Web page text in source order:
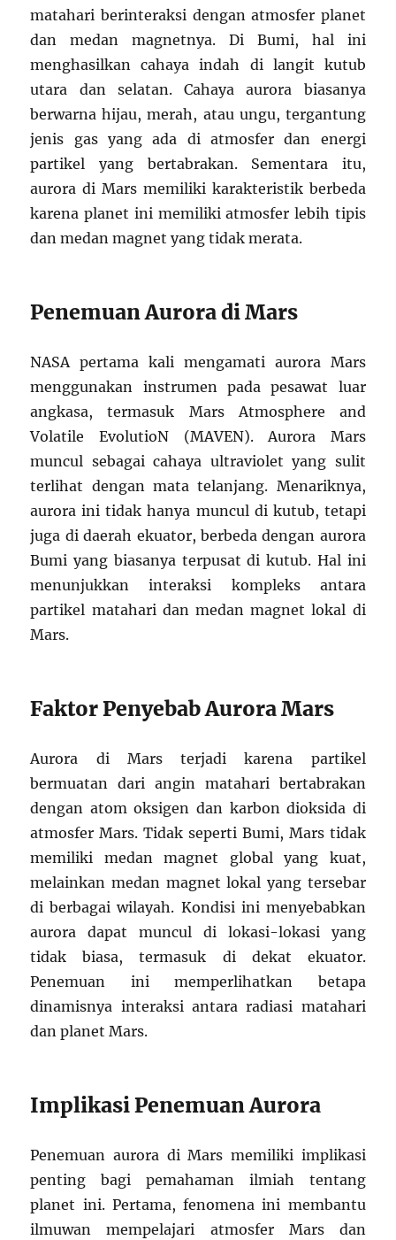
matahari berinteraksi dengan atmosfer planet
dan medan magnetnya. Di Bumi, hal ini
menghasilkan cahaya indah di langit kutub
utara dan selatan. Cahaya aurora biasanya
berwarna hijau, merah, atau ungu, tergantung
jenis gas yang ada di atmosfer dan energi
partikel yang bertabrakan. Sementara itu,
aurora di Mars memiliki karakteristik berbeda
karena planet ini memiliki atmosfer lebih tipis
dan medan magnet yang tidak merata.
Penemuan Aurora di Mars
NASA pertama kali mengamati aurora Mars
menggunakan instrumen pada pesawat luar
angkasa, termasuk Mars Atmosphere and
Volatile EvolutioN (MAVEN). Aurora Mars
muncul sebagai cahaya ultraviolet yang sulit
terlihat dengan mata telanjang. Menariknya,
aurora ini tidak hanya muncul di kutub, tetapi
juga di daerah ekuator, berbeda dengan aurora
Bumi yang biasanya terpusat di kutub. Hal ini
menunjukkan interaksi kompleks antara
partikel matahari dan medan magnet lokal di
Mars.
Faktor Penyebab Aurora Mars
Aurora di Mars terjadi karena partikel
bermuatan dari angin matahari bertabrakan
dengan atom oksigen dan karbon dioksida di
atmosfer Mars. Tidak seperti Bumi, Mars tidak
memiliki medan magnet global yang kuat,
melainkan medan magnet lokal yang tersebar
di berbagai wilayah. Kondisi ini menyebabkan
aurora dapat muncul di lokasi-lokasi yang
tidak biasa, termasuk di dekat ekuator.
Penemuan ini memperlihatkan betapa
dinamisnya interaksi antara radiasi matahari
dan planet Mars.
Implikasi Penemuan Aurora
Penemuan aurora di Mars memiliki implikasi
penting bagi pemahaman ilmiah tentang
planet ini. Pertama, fenomena ini membantu
ilmuwan mempelajari atmosfer Mars dan